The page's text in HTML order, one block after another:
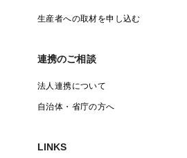
生産者への取材を申し込む
連携のご相談
法人連携について
自治体・省庁の方へ
LINKS